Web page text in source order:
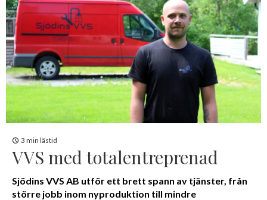
3 min lästid
VVS med totalentreprenad
Sjödins VVS AB utför ett brett spann av tjänster, från
större jobb inom nyproduktion till mindre